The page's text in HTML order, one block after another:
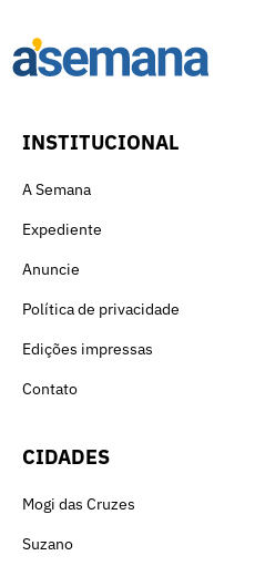
INSTITUCIONAL
A Semana
Expediente
Anuncie
Política de privacidade
Edições impressas
Contato
CIDADES
Mogi das Cruzes
Suzano